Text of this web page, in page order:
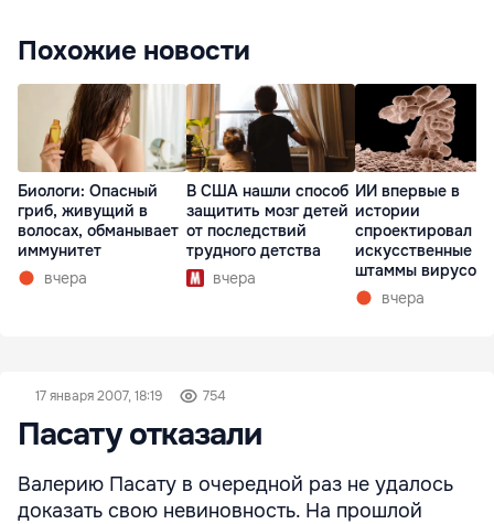
Похожие новости
Биологи: Опасный
гриб, живущий в
волосах, обманывает
иммунитет
вчера
В США нашли способ
защитить мозг детей
от последствий
трудного детства
вчера
ИИ впервые в
истории
спроектировал
искусственные
штаммы вирусов
нулявчера
17 января 2007, 18:19 754
Пасату отказали
Валерию Пасату в очередной раз не удалось
доказать свою невиновность. На прошлой